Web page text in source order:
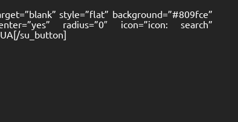
style=”flat” background=”#809fce”
radius=”0″ icon=”icon: search”
su_button]